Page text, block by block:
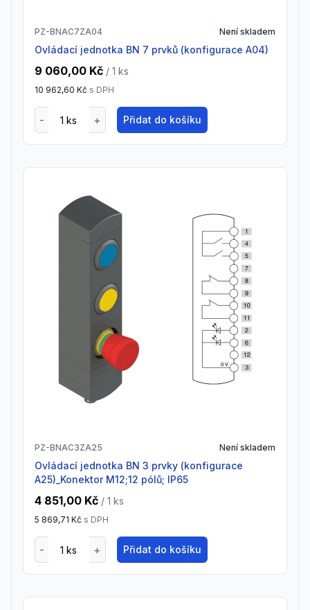
PZ-BNAC7ZA04 Není skladem
Ovládací jednotka BN 7 prvků (konfigurace A04)
9 060,00 Kč / 1 ks
10 962,60 Kč s DPH
Přidat do košíku
PZ-BNAC3ZA25 Není skladem
Ovládací jednotka BN 3 prvky (konfigurace
A25)_Konektor M12;12 pólů; IP65
4 851,00 Kč / 1 ks
5 869,71 Kč s DPH
Přidat do košíku